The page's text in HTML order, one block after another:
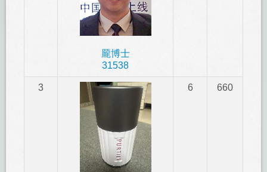
龎博士
31538
3 6 660